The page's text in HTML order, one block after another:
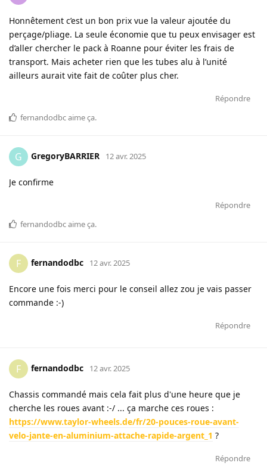
Honnêtement c’est un bon prix vue la valeur ajoutée du
perçage/pliage. La seule économie que tu peux envisager est
d’aller chercher le pack à Roanne pour éviter les frais de
transport. Mais acheter rien que les tubes alu à l’unité
ailleurs aurait vite fait de coûter plus cher.
Répondre
fernandodbcaime ça.
G GregoryBARRIER 12 avr. 2025
Je confirme
Répondre
fernandodbcaime ça.
F fernandodbc 12 avr. 2025
Encore une fois merci pour le conseil allez zou je vais passer
commande :-)
Répondre
F fernandodbc 12 avr. 2025
Chassis commandé mais cela fait plus d'une heure que je
cherche les roues avant :-/ ... ça marche ces roues :
https://www.taylor-wheels.de/fr/20-pouces-roue-avant-
velo-jante-en-aluminium-attache-rapide-argent_1 ?
Répondre